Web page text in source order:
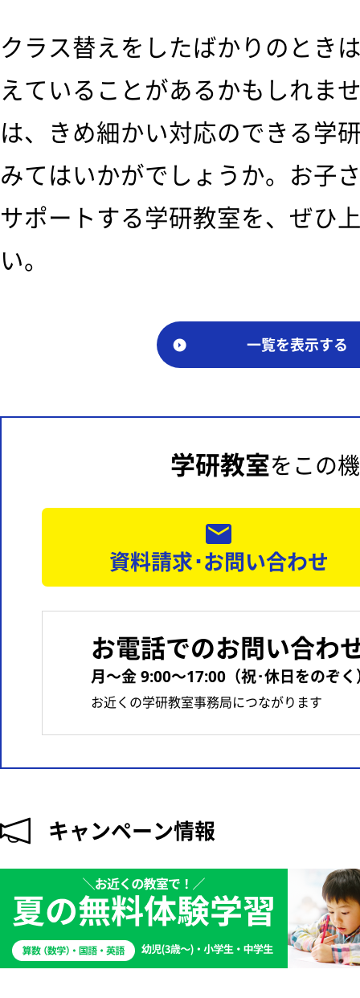
クラス替えをしたばかりのとき
えていることがあるかもしれま
は、きめ細かい対応のできる学
みてはいかがでしょうか。お子
サポートする学研教室を、ぜひ
い。
一覧を表示する
学研教室をこの
資料請求･お問い合わせ
お電話でのお問い合わ
月〜金 9:00〜17:00（祝･休日をのぞく
お近くの学研教室事務局につながります
キャンペーン情報